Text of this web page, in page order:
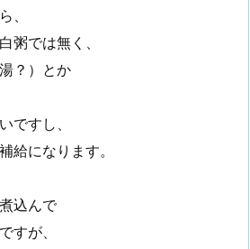
、
粥では無く、
？）とか
ですし、
給になります。
込んで
すが、